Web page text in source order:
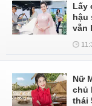
Lấy
hậu
vẫn
Nữ
chủ
thái